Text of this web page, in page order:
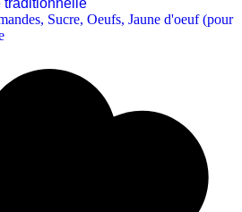
, Sucre, Oeufs, Jaune d'oeuf (pour